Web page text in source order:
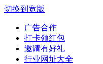
切换到宽版
广告合作
打卡领红包
邀请有好礼
行业网址大全